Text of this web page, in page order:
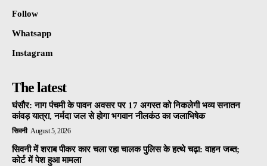
Follow
Whatsapp
Instagram
The latest
घंसौर: नाग पंचमी के पावन अवसर पर 17 अगस्त को निकलेगी भव्य सनातन
कांवड़ यात्रा, नर्मदा जल से होगा भगवान नीलकंठ का जलाभिषेक
सिवनी August 5, 2026
सिवनी में शराब पीकर कार चला रहा चालक पुलिस के हत्थे चढ़ा: वाहन जब्त;
कोर्ट में पेश हुआ मामला